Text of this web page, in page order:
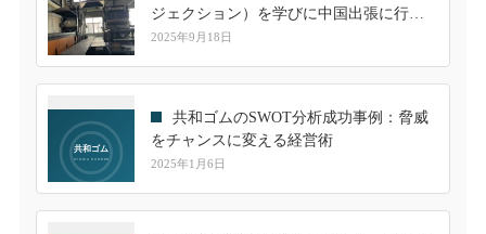
ジェクション）を学びに中国出張に行っ
てきました！
2025年9月18日
共和ゴムのSWOT分析成功事例：脅威
をチャンスに変える経営術
2025年1月6日